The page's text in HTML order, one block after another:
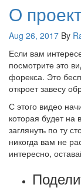
О
Aug 26, 2017 By
Если вам
посмотрите это
форекса. Это
откроет завесу
С этого видео
которая будет на
заглянуть по ту
никогда вам не
интересно,